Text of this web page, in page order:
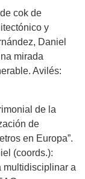
cok de
y
Daniel
mirada
Avilés:
de la
de
en Europa”.
(coords.):
multidisciplinar a